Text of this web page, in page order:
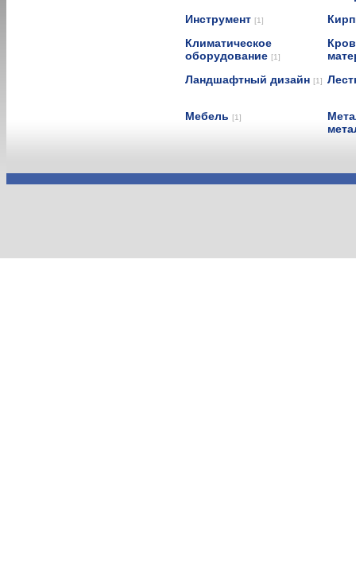
Инструмент [1]
Климатическое
оборудование [1]
Ландшафтный дизайн [1]
Мебель [1]